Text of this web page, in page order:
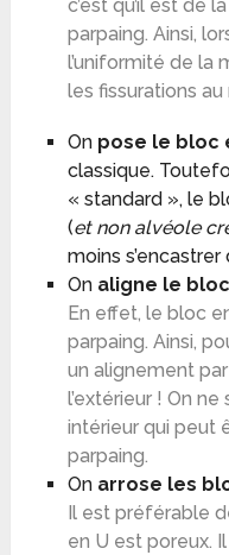
c’est qu’il est de
parpaing. Ainsi,
l’uniformité de la
les fissurations au
On pose le bloc
classique.
« standard », le
(et non alvéole
moins
On aligne le
En effet, le bloc
parpaing. Ainsi,
un alignement
l’extérieur ! On
intérieur qui peut
parpaing.
On arrose les
Il est préférable
en U est poreux.